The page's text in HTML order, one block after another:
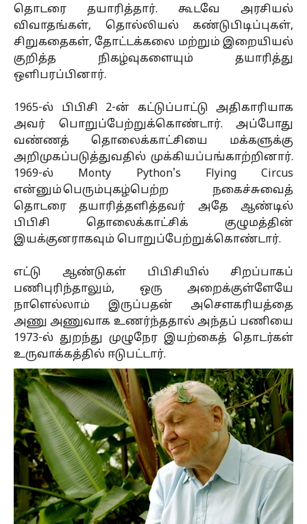
தொடரை தயாரித்தார். கூடவே அரசியல்
விவாதங்கள், தொல்லியல் கண்டுபிடிப்புகள்,
சிறுகதைகள், தோட்டக்கலை மற்றும் இறையியல்
குறித்த நிகழ்வுகளையும் தயாரித்து
ஒளிபரப்பினார்.
1965-ல் பிபிசி 2-ன் கட்டுப்பாட்டு அதிகாரியாக
அவர் பொறுப்பேற்றுக்கொண்டார். அப்போது
வண்ணத் தொலைக்காட்சியை மக்களுக்கு
அறிமுகப்படுத்துவதில் முக்கியப்பங்காற்றினார்.
1969-ல் Monty Python's Flying Circus
என்னும் பெரும்புகழ்பெற்ற நகைச்சுவைத்
தொடரை தயாரித்தளித்தவர் அதே ஆண்டில்
பிபிசி தொலைக்காட்சிக் குழுமத்தின்
இயக்குனராகவும் பொறுப்பேற்றுக்கொண்டார்.
எட்டு ஆண்டுகள் பிபிசியில் சிறப்பாகப்
பணிபுரிந்தாலும், ஒரு அறைக்குள்ளேயே
நாளெல்லாம் இருப்பதன் அசௌகரியத்தை
அணு அணுவாக உணர்ந்ததால் அந்தப் பணியை
1973-ல் துறந்து முழுநேர இயற்கைத் தொடர்கள்
உருவாக்கத்தில் ஈடுபட்டார்.